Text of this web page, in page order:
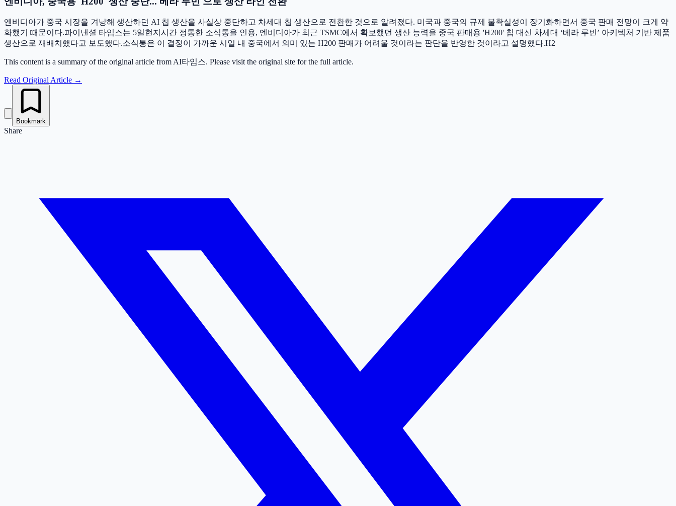
엔비디아가 중국 시장을 겨냥해 생산하던 AI 칩 생산을 사실상 중단하고 차세대 칩 생산으로 전환한 것으로 알려졌다. 미국과 중국의 규제 불확실성이 장기화하면서 중국 판매 전망이 크게 약
화했기 때문이다.파이낸셜 타임스는 5일현지시간 정통한 소식통을 인용, 엔비디아가 최근 TSMC에서 확보했던 생산 능력을 중국 판매용 'H200' 칩 대신 차세대 ‘베라 루빈’ 아키텍처 기반 제품
생산으로 재배치했다고 보도했다.소식통은 이 결정이 가까운 시일 내 중국에서 의미 있는 H200 판매가 어려울 것이라는 판단을 반영한 것이라고 설명했다.H2
This content is a summary of the original article from AI타임스. Please visit the original site for the full article.
Read Original Article →
Bookmark
Share